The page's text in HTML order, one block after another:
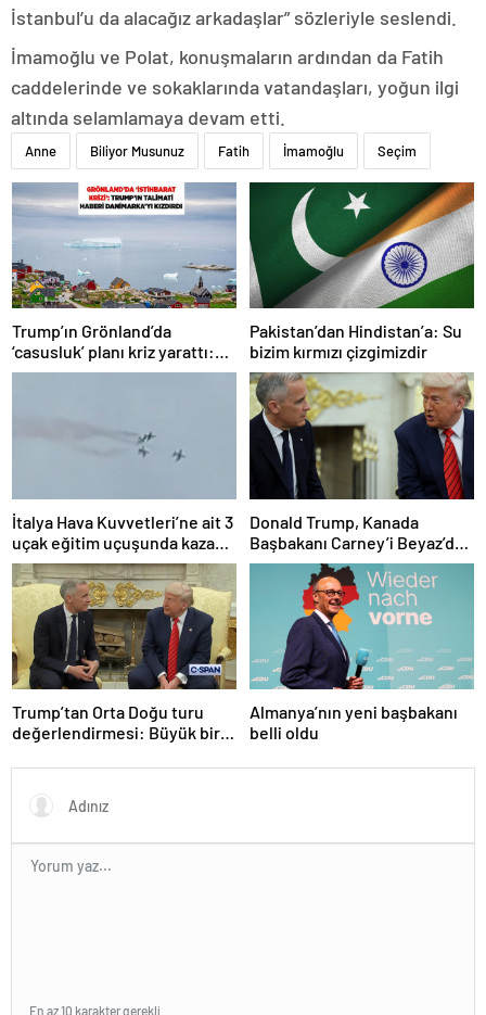
İstanbul’u da alacağız arkadaşlar” sözleriyle seslendi.
İmamoğlu ve Polat, konuşmaların ardından da Fatih
caddelerinde ve sokaklarında vatandaşları, yoğun ilgi
altında selamlamaya devam etti.
Anne Biliyor Musunuz Fatih İmamoğlu Seçim
Trump’ın Grönland’da
‘casusluk’ planı kriz yarattı:
Danimarka ABD elçisini
Pakistan’dan Hindistan’a: Su
bizim kırmızı çizgimizdir
İtalya Hava Kuvvetleri’ne ait 3
uçak eğitim uçuşunda kaza
yaptı
Donald Trump, Kanada
Başbakanı Carney’i Beyaz’da
ağırladı
Trump’tan Orta Doğu turu
değerlendirmesi: Büyük bir
Almanya’nın yeni başbakanı
belli oldu
En az 10 karakter gerekli